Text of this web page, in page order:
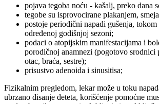
pojava tegoba noću - kašalj, preko dana
tegobe su isprovocirane plakanjem,
postoje periodični napadi gušenja, tokom
određenoj godišnjoj sezoni;
podaci o atopijskim manifestacijama i
porodičnoj anamnezi (pogotovo srodnici
otac, braća, sestre);
prisustvo adenoida i sinusitisa;
Fizikalnim pregledom, lekar može u toku
ubrzano disanje deteta, korišćenje pomoćne